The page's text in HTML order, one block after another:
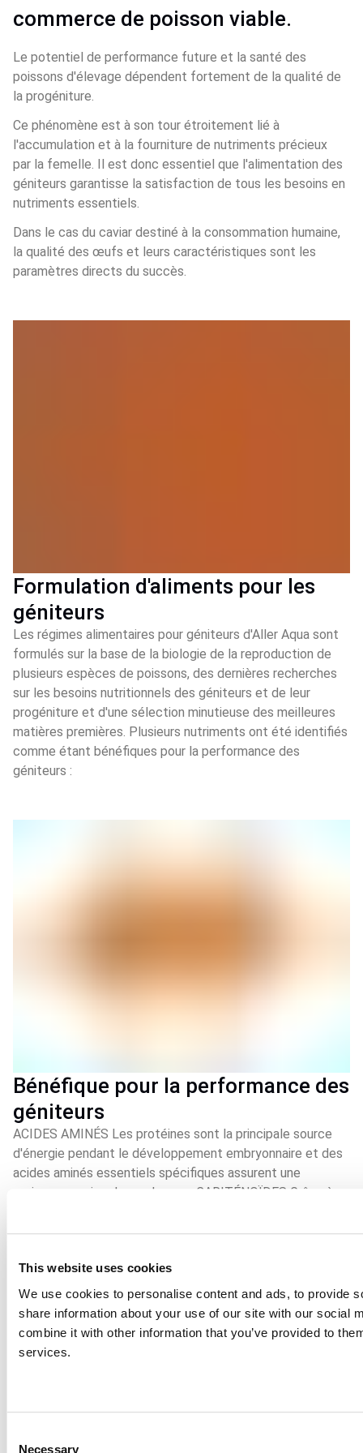
This website uses cookies
We use cookies to personalise content and ads, to provide
share information about your use of our site with our social
combine it with other information that you’ve provided to
services.
Necessary
commerce de poisson viable.
Le potentiel de performance future et la santé des
poissons d'élevage dépendent fortement de la qualité de
la progéniture.
Ce phénomène est à son tour étroitement lié à
l'accumulation et à la fourniture de nutriments précieux
par la femelle. Il est donc essentiel que l'alimentation des
géniteurs garantisse la satisfaction de tous les besoins en
nutriments essentiels.
Dans le cas du caviar destiné à la consommation humaine,
la qualité des œufs et leurs caractéristiques sont les
paramètres directs du succès.
Formulation d'aliments pour les
géniteurs
Les régimes alimentaires pour géniteurs d'Aller Aqua sont
formulés sur la base de la biologie de la reproduction de
plusieurs espèces de poissons, des dernières recherches
sur les besoins nutritionnels des géniteurs et de leur
progéniture et d'une sélection minutieuse des meilleures
matières premières. Plusieurs nutriments ont été identifiés
comme étant bénéfiques pour la performance des
géniteurs :
Bénéfique pour la performance des
géniteurs
ACIDES AMINÉS Les protéines sont la principale source
d'énergie pendant le développement embryonnaire et des
acides aminés essentiels spécifiques assurent une
croissance saine des embryons. CARITÉNOÏDES Grâce à
jouent un rôle important dans la protection des membranes
acides gras hautement insaturés facilitent la fécondation,
constituent une source d'énergie importante pour les
embryons et ont des fonctions structurelles et
physiologiques importantes chez les poissons en
croissance. VITAMINES Plusieurs vitamines sont
cellules.